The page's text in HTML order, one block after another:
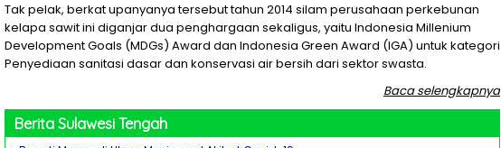
Tak pelak, berkat upanyanya tersebut tahun 2014 silam perusahaan perkebunan
kelapa sawit ini diganjar dua penghargaan sekaligus, yaitu Indonesia Millenium
Development Goals (MDGs) Award dan Indonesia Green Award (IGA) untuk kategori
Penyediaan sanitasi dasar dan konservasi air bersih dari sektor swasta.
Baca selengkapnya
Berita Sulawesi Tengah